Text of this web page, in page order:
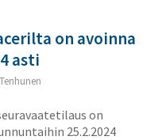
on avoinna
asti
on
25.2.2024